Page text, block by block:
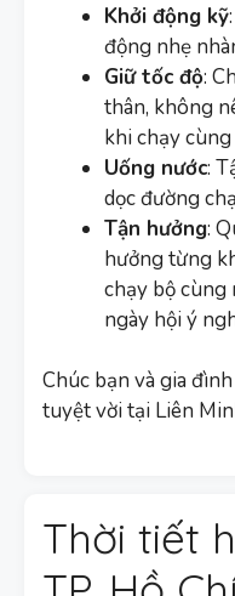
Khởi động kỹ
động nhẹ
Giữ tốc độ:
thân, không
khi chạy
Uống nước:
dọc đường
Tận hưởng:
hưởng từng
chạy bộ
ngày hội ý
Chúc bạn và gia
tuyệt vời tại Liên
Thời tiết